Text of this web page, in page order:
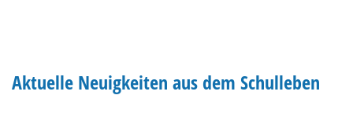
Aktuelle Neuigkeiten aus dem Schulleben